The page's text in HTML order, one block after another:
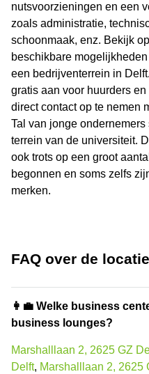
nutsvoorzieningen en een
zoals administratie,
schoonmaak, enz. Bekijk
beschikbare
een bedrijventerrein in
gratis aan voor huurders
direct contact op te nemen
Tal van jonge
terrein van de universiteit.
ook trots op een groot
begonnen en soms zelfs
merken.
FAQ over de locatie
👩‍💼 Welke business
business lounges?
Marshalllaan 2, 2625 GZ
Delft, Marshalllaan 2, 2625